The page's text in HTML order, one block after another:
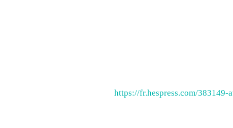
https://fr.hespress.com/